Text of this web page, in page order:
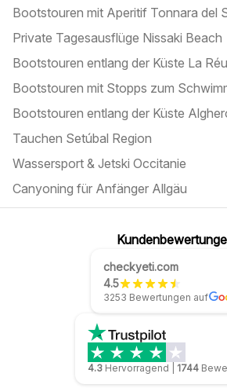
Bootstouren mit Aperitif Tonnara del
Private Tagesausflüge Nissaki Beach
Bootstouren entlang der Küste La
Bootstouren mit Stopps zum
Bootstouren entlang der Küste
Tauchen Setúbal Region
Wassersport & Jetski Occitanie
Canyoning für Anfänger Allgäu
checkyeti.com
4.5
3253 Bewertungen auf
4.3 Hervorragend 1744